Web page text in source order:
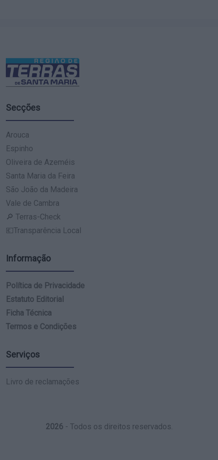
Secções
Arouca
Espinho
Oliveira de Azeméis
Santa Maria da Feira
São João da Madeira
Vale de Cambra
🔎 Terras-Check
💶Transparência Local
Informação
Política de Privacidade
Estatuto Editorial
Ficha Técnica
Termos e Condições
Serviços
Livro de reclamações
2026- Todos os direitos reservados.